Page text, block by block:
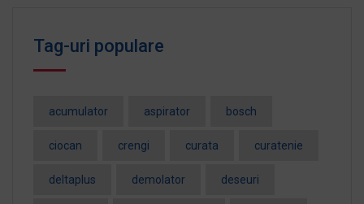
Tag-uri populare
acumulator aspirator bosch
ciocan crengi curata curatenie
deltaplus demolator deseuri